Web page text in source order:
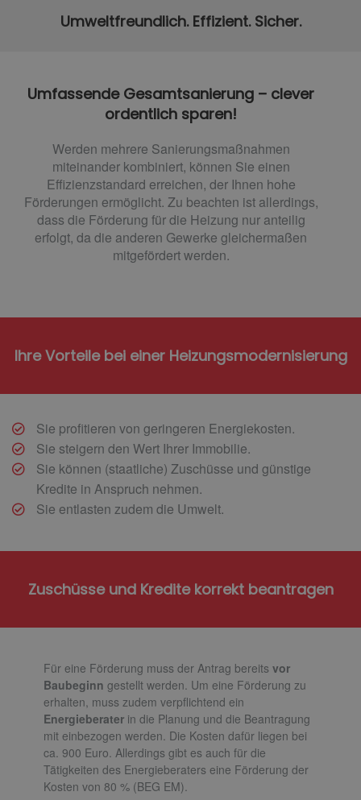
Umweltfreundlich. Effizient. Sicher.
Umfassende Gesamtsanierung – clever
ordentlich sparen!
Werden mehrere Sanierungsmaßnahmen
miteinander kombiniert, können Sie einen
Effizienzstandard erreichen, der Ihnen hohe
Förderungen ermöglicht. Zu beachten ist allerdings,
dass die Förderung für die Heizung nur anteilig
erfolgt, da die anderen Gewerke gleichermaßen
mitgefördert werden.
Ihre Vorteile bei einer Heizungsmodernisierung
Sie profitieren von geringeren Energiekosten.
Sie steigern den Wert Ihrer Immobilie.
Sie können (staatliche) Zuschüsse und günstige
Kredite in Anspruch nehmen.
Sie entlasten zudem die Umwelt.
Zuschüsse und Kredite korrekt beantragen
Für eine Förderung muss der Antrag bereitsvor
Baubeginn gestellt werden. Um eine Förderung zu
erhalten, muss zudem verpflichtend ein
Energieberater in die Planung und die Beantragung
mit einbezogen werden. Die Kosten dafür liegen bei
ca. 900 Euro. Allerdings gibt es auch für die
Tätigkeiten des Energieberaters eine Förderung der
Kosten von 80 % (BEG EM).